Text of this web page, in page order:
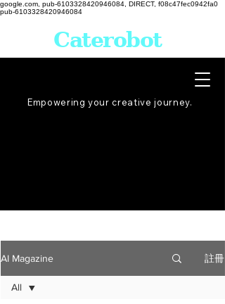
google.com, pub-6103328420946084, DIRECT, f08c47fec0942fa0
pub-6103328420946084
Empowering your creative journey.
Caterobot
AI Magazine 註冊
All